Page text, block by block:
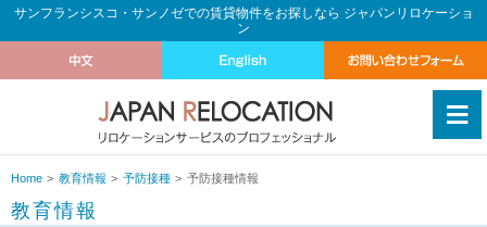
サンフランシスコ・サンノゼでの賃貸物件をお探しなら ジャパンリロケーショ
ン
≡
Home 教育情報 予防接種 予防接種情報
教育情報